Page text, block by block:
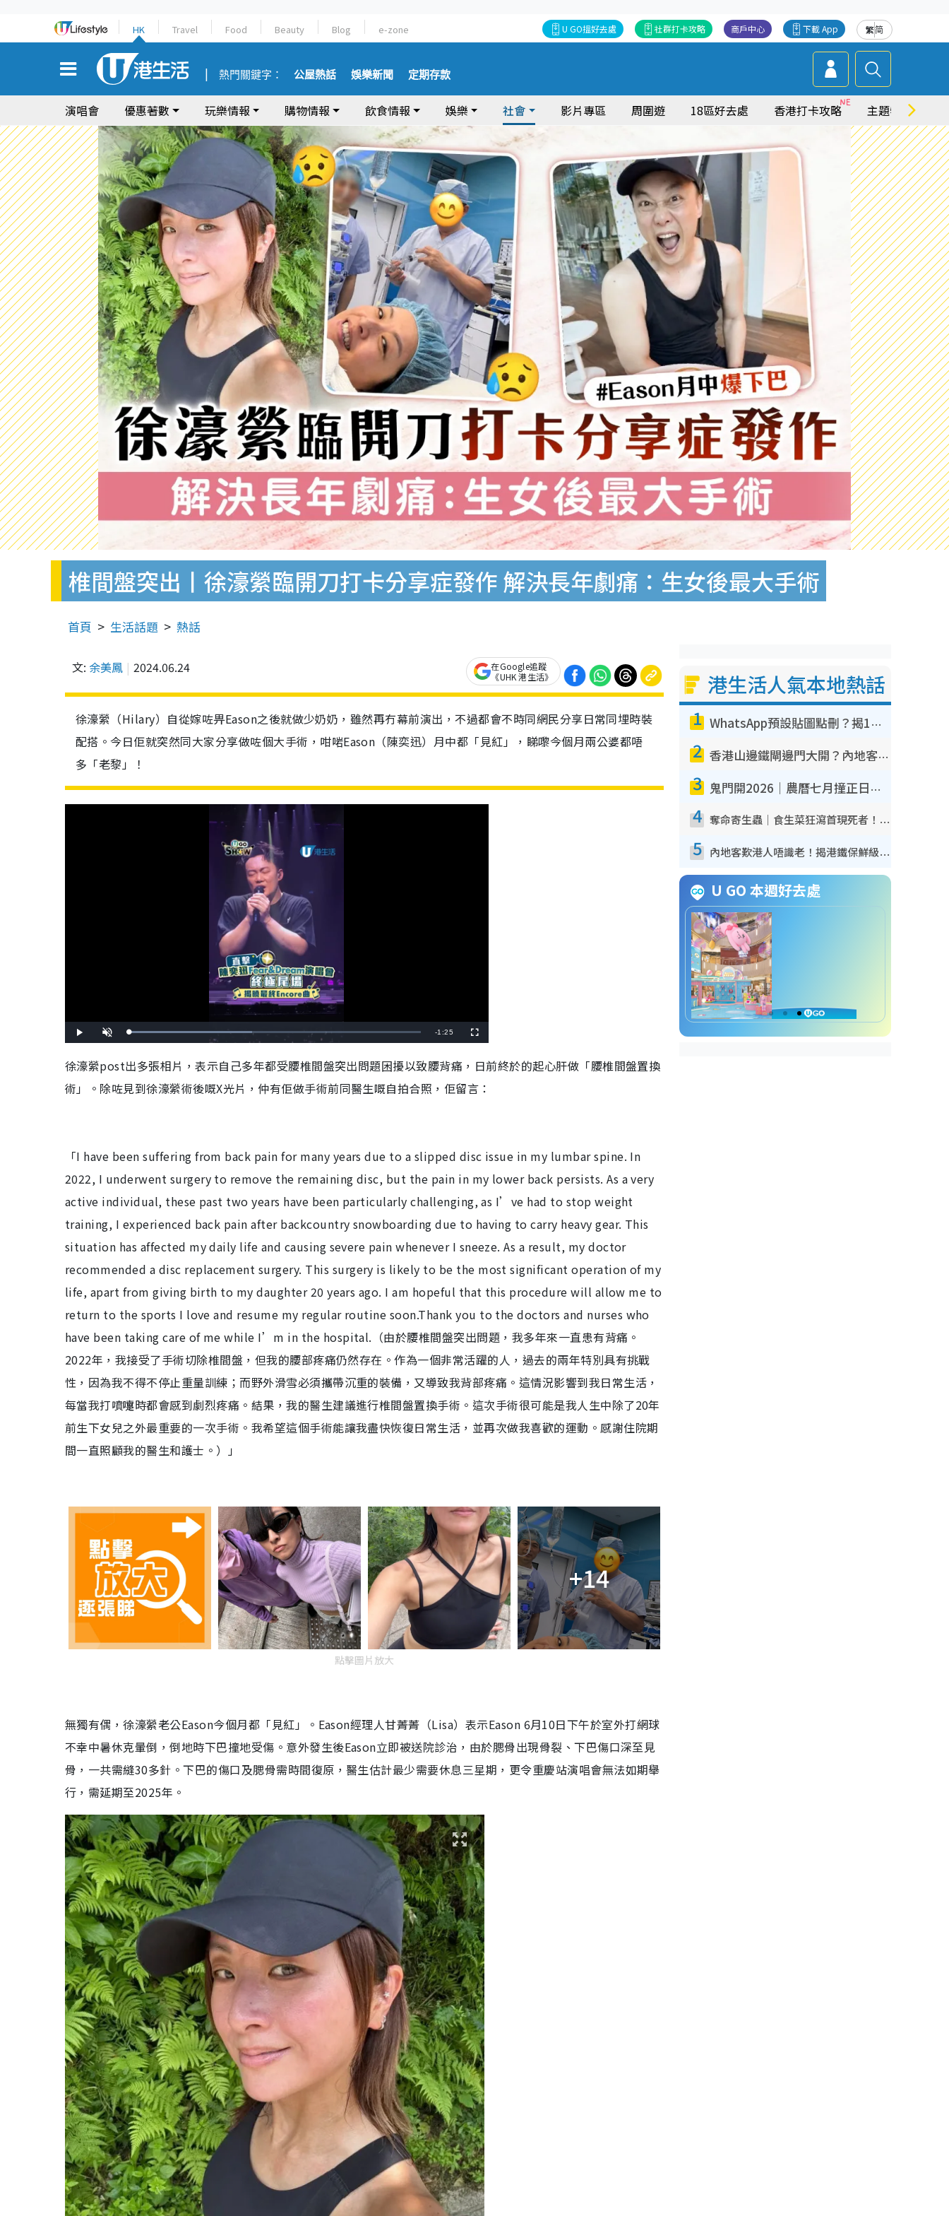
HK Travel Food Beauty Blog e-zone 繁简
下載 App
商戶中心
社群打卡攻略
U GO搵好去處
熱門關鍵字： 公屋熱話 娛樂新聞 定期存款
演唱會 優惠著數 玩樂情報 購物情報 飲食情報 娛樂 社會 影片專區 周圍遊 18區好去處 香港打卡攻略 主題特集
椎間盤突出丨徐濠縈臨開刀打卡分享症發作 解決長年劇痛：生女後最大手術
首頁 生活話題 熱話
文: 余美鳳 2024.06.24
在Google追蹤
《UHK 港生活》
徐濠縈（Hilary）自從嫁咗畀Eason之後就做少奶奶，雖然再冇幕前演出，不過都會不時同網民分享日常同埋時裝
配搭。今日佢就突然同大家分享做咗個大手術，咁啱Eason（陳奕迅）月中都「見紅」，睇嚟今個月兩公婆都唔
多「老黎」！
l
n
t
e
L
d
4
2
R
n
g
T
i
m
-1:25
u
s
c
e
e
徐濠縈post出多張相片，表示自己多年都受腰椎間盤突出問題困擾以致腰背痛，日前終於的起心肝做「腰椎間盤置換
術」。除咗見到徐濠縈術後嘅X光片，仲有佢做手術前同醫生嘅自拍合照，佢留言：
「I have been suffering from back pain for many years due to a slipped disc issue in my lumbar spine. In
2022, I underwent surgery to remove the remaining disc, but the pain in my lower back persists. As a very
active individual, these past two years have been particularly challenging, as I’ve had to stop weight
training, I experienced back pain after backcountry snowboarding due to having to carry heavy gear. This
situation has affected my daily life and causing severe pain whenever I sneeze. As a result, my doctor
recommended a disc replacement surgery. This surgery is likely to be the most significant operation of my
life, apart from giving birth to my daughter 20 years ago. I am hopeful that this procedure will allow me to
return to the sports I love and resume my regular routine soon.Thank you to the doctors and nurses who
have been taking care of me while I’m in the hospital.（由於腰椎間盤突出問題，我多年來一直患有背痛。
2022年，我接受了手術切除椎間盤，但我的腰部疼痛仍然存在。作為一個非常活躍的人，過去的兩年特別具有挑戰
性，因為我不得不停止重量訓練；而野外滑雪必須攜帶沉重的裝備，又導致我背部疼痛。這情況影響到我日常生活，
每當我打噴嚏時都會感到劇烈疼痛。結果，我的醫生建議進行椎間盤置換手術。這次手術很可能是我人生中除了20年
前生下女兒之外最重要的一次手術。我希望這個手術能讓我盡快恢復日常生活，並再次做我喜歡的運動。感謝住院期
間一直照顧我的醫生和護士。）」
+14
點擊圖片放大
無獨有偶，徐濠縈老公Eason今個月都「見紅」。Eason經理人甘菁菁（Lisa）表示Eason 6月10日下午於室外打網球
不幸中暑休克暈倒，倒地時下巴撞地受傷。意外發生後Eason立即被送院診治，由於腮骨出現骨裂、下巴傷口深至見
骨，一共需縫30多針。下巴的傷口及腮骨需時間復原，醫生估計最少需要休息三星期，更令重慶站演唱會無法如期舉
行，需延期至2025年。
港生活人氣本地熱話
1 WhatsApp預設貼圖點刪？揭1招「反向操作」還原簡潔介面 附3步實測教學
2 香港山邊鐵閘邊門大開？內地客困惑意義何在！網民神回覆：呢種叫法理性防禦
3 鬼門開2026｜農曆七月撞正日全食特別邪？專家警告切忌做一事！揭4大禁忌+2招保平安
4 奪命寄生蟲｜食生菜狂瀉首現死者！疫潮惡化錄1.8萬宗病例 揭洗菜3大謬誤
5 內地客歎港人唔識老！揭港鐵保鮮級冷氣 港人求放過：咪投訴
U GO 本週好去處